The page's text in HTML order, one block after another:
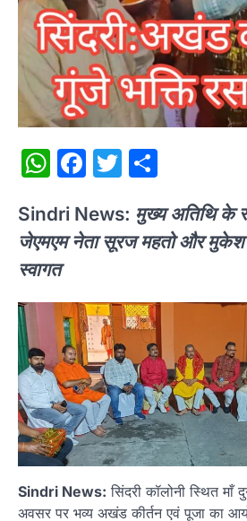
WhatsApp
Facebook
Twitter
Sindri News: मुख्य अतिथि के
जेएमएम नेता सूरज महतो और मुकेश
स्वागत
Sindri News: सिंदरी कॉलोनी स्थित माँ
अवसर पर भव्य अखंड कीर्तन एवं पूजा का